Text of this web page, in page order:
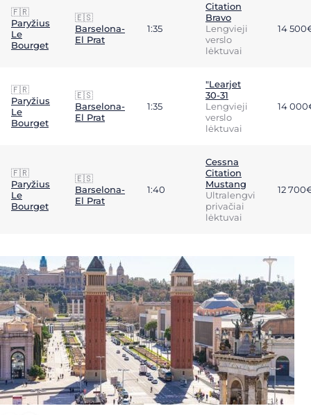
🇫🇷
Paryžius
Le
Bourget
🇪🇸
Barselona-
El Prat
1:35
Citation
Bravo
Lengvieji
verslo
lėktuvai
14
🇫🇷
Paryžius
Le
Bourget
🇪🇸
Barselona-
El Prat
1:35
"Learjet
30-31
Lengvieji
verslo
lėktuvai
14
🇫🇷
Paryžius
Le
Bourget
🇪🇸
Barselona-
El Prat
1:40
Cessna
Citation
Mustang
Ultralengvi
privačiai
lėktuvai
12